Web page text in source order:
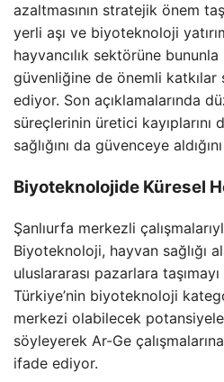
azaltmasının stratejik önem
yerli aşı ve biyoteknoloji
hayvancılık sektörüne bununla
güvenliğine de önemli katkılar
ediyor. Son açıklamalarında
süreçlerinin üretici kayıplarını
sağlığını da güvenceye
Biyoteknolojide Küresel
Şanlıurfa merkezli
Biyoteknoloji, hayvan sağlığı
uluslararası pazarlara
Türkiye’nin biyoteknoloji
merkezi olabilecek
söyleyerek Ar-Ge
ifade ediyor.